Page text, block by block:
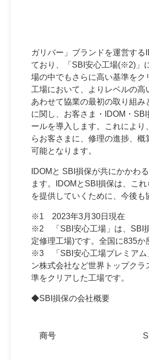
ガリバー」ブランドを運営す
ており、「SBI安心工場(※2)」
場の中でもさらに高い基準を
工場において、よりレベルの高
あわせて協業の最初の取り組
に関し、お客さま・IDOM・
ールを導入します。これによ
らお客さまに、修理の進捗、
可能となります。
IDOMと SBI損保が共にかかわ
ます。IDOMとSBI損保は、こ
を提供していくために、今後も
※1 2023年3月30日現在
※2 「SBI安心工場」は、SBI
定修理工場)です。全国に835か
※3 「SBI安心工場プレミアム
ン株式会社など世界トップク
準をクリアした工場です。
◆SBI損保の会社概要
商号